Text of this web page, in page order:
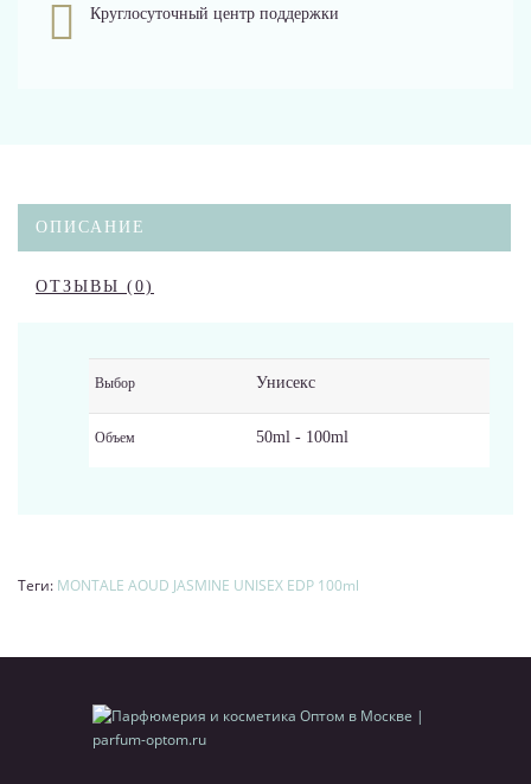
Круглосуточный центр поддержки
ОПИСАНИЕ
ОТЗЫВЫ (0)
Выбор Унисекс
Объем 50ml - 100ml
Теги: MONTALE AOUD JASMINE UNISEX EDP 100ml